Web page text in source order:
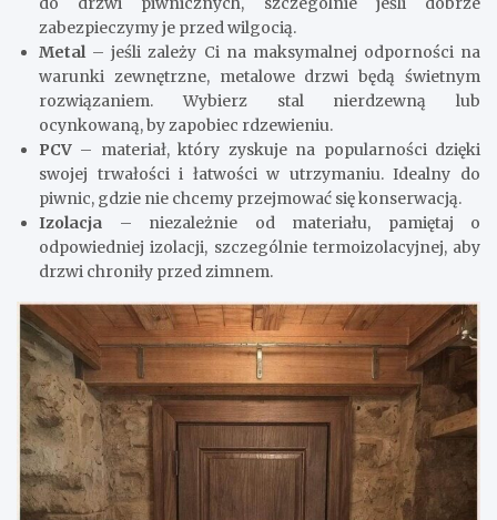
zabezpieczymy je przed wilgocią.
Metal– jeśli zależy Ci na maksymalnej odporności na
warunki zewnętrzne, metalowe drzwi będą świetnym
rozwiązaniem. Wybierz stal nierdzewną lub
ocynkowaną, by zapobiec rdzewieniu.
PCV – materiał, który zyskuje na popularności dzięki
swojej trwałości i łatwości w utrzymaniu. Idealny do
piwnic, gdzie nie chcemy przejmować się konserwacją.
Izolacja – niezależnie od materiału, pamiętaj o
odpowiedniej izolacji, szczególnie termoizolacyjnej, aby
drzwi chroniły przed zimnem.